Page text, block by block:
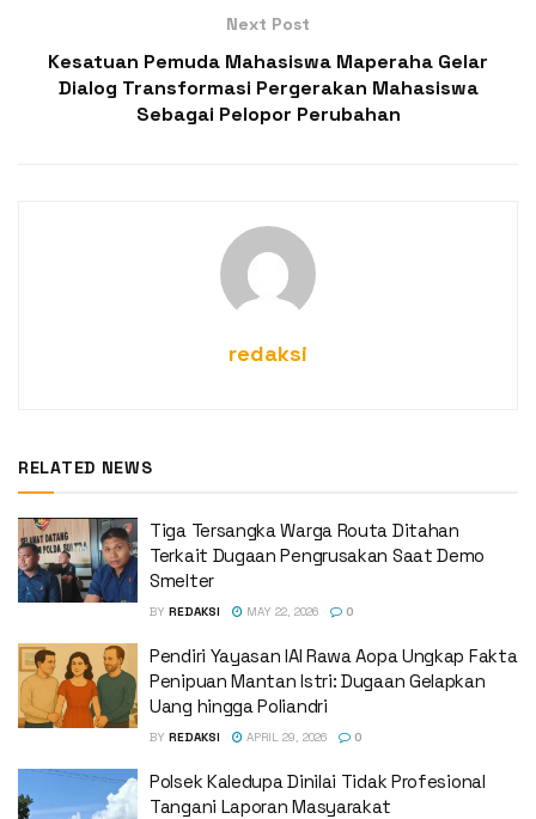
Next Post
Kesatuan Pemuda Mahasiswa Maperaha Gelar
Dialog Transformasi Pergerakan Mahasiswa
Sebagai Pelopor Perubahan
redaksi
RELATED NEWS
Tiga Tersangka Warga Routa Ditahan
Terkait Dugaan Pengrusakan Saat Demo
Smelter
BY REDAKSI MAY 22, 2026 0
Pendiri Yayasan IAI Rawa Aopa Ungkap Fakta
Penipuan Mantan Istri: Dugaan Gelapkan
Uang hingga Poliandri
BY REDAKSI APRIL 29, 2026 0
Polsek Kaledupa Dinilai Tidak Profesional
Tangani Laporan Masyarakat